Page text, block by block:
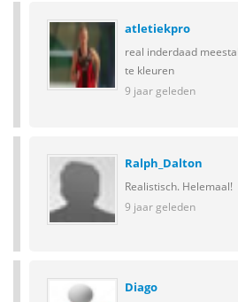
atletiekpro
real inderdaad
te kleuren
9 jaar geleden
Ralph_Dalton
Realistisch. Helemaal!
9 jaar geleden
Diago